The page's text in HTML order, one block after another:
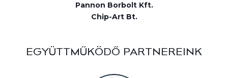
Pannon Borbolt Kft.
Chip-Art Bt.
EGYÜTTMŰKÖDŐ PARTNEREINK